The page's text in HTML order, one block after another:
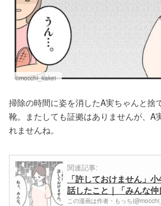
©mocchi_kakei
掃除の時間に姿を消したA実ちゃんと捨
靴。またしても証拠はありませんが、A
れませんね。
関連記事:
「許しておけません」
話したこと｜「みんな
この漫画は作者・もっち